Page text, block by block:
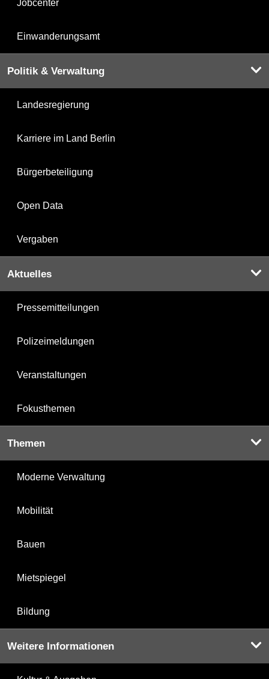
Jobcenter
Einwanderungsamt
Politik & Verwaltung
Landesregierung
Karriere im Land Berlin
Bürgerbeteiligung
Open Data
Vergaben
Aktuelles
Pressemitteilungen
Polizeimeldungen
Veranstaltungen
Fokusthemen
Themen
Moderne Verwaltung
Mobilität
Bauen
Mietspiegel
Bildung
Weitere Informationen